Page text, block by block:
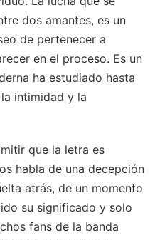
dos amantes, es un
de pertenecer a
en el proceso. Es un
ha estudiado hasta
intimidad y la
que la letra es
habla de una decepción
atrás, de un momento
su significado y solo
fans de la banda